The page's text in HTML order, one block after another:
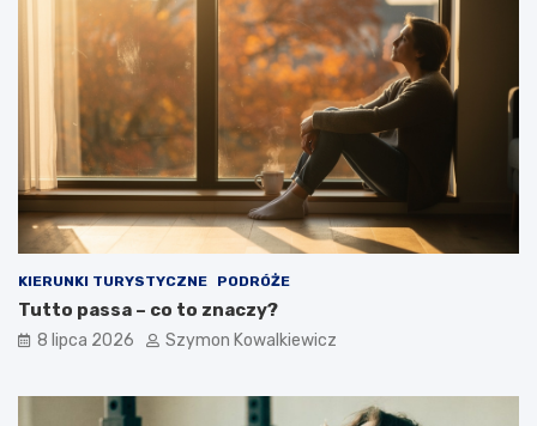
KIERUNKI TURYSTYCZNE PODRÓŻE
Tutto passa – co to znaczy?
8 lipca 2026 Szymon Kowalkiewicz